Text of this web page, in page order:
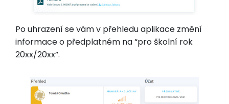
Po uhrazení se vám v přehledu aplikace změní
informace o předplatném na “pro školní rok
20xx/20xx”.